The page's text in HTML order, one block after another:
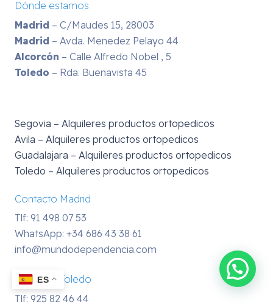
Dónde estamos
Madrid – C/Maudes 15, 28003
Madrid – Avda. Menedez Pelayo 44
Alcorcón – Calle Alfredo Nobel , 5
Toledo – Rda. Buenavista 45
Segovia – Alquileres productos ortopedicos
Avila – Alquileres productos ortopedicos
Guadalajara – Alquileres productos ortopedicos
Toledo – Alquileres productos ortopedicos
Contacto Madrid
Tlf: 91 498 07 53
WhatsApp: +34 686 43 38 61
info@mundodependencia.com
Contacto Toledo
Tlf: 925 82 46 44
ES